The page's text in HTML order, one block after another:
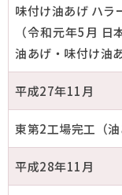
味付け油あげ ハラ
（令和元年5月 日
油あげ・味付け油
平成27年11月
東第2工場完工（油
平成28年11月